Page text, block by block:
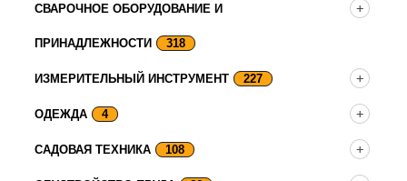
СВАРОЧНОЕ ОБОРУДОВАНИЕ И
ПРИНАДЛЕЖНОСТИ 318
ИЗМЕРИТЕЛЬНЫЙ ИНСТРУМЕНТ 227
ОДЕЖДА 4
САДОВАЯ ТЕХНИКА 108